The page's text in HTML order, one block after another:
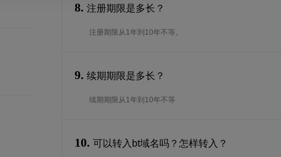
8. 注册期限是多长？
注册期限从1年到10年不等。
9. 续期期限是多长？
续期期限从1年到10年不等
10. 可以转入bt域名吗？怎样转入？